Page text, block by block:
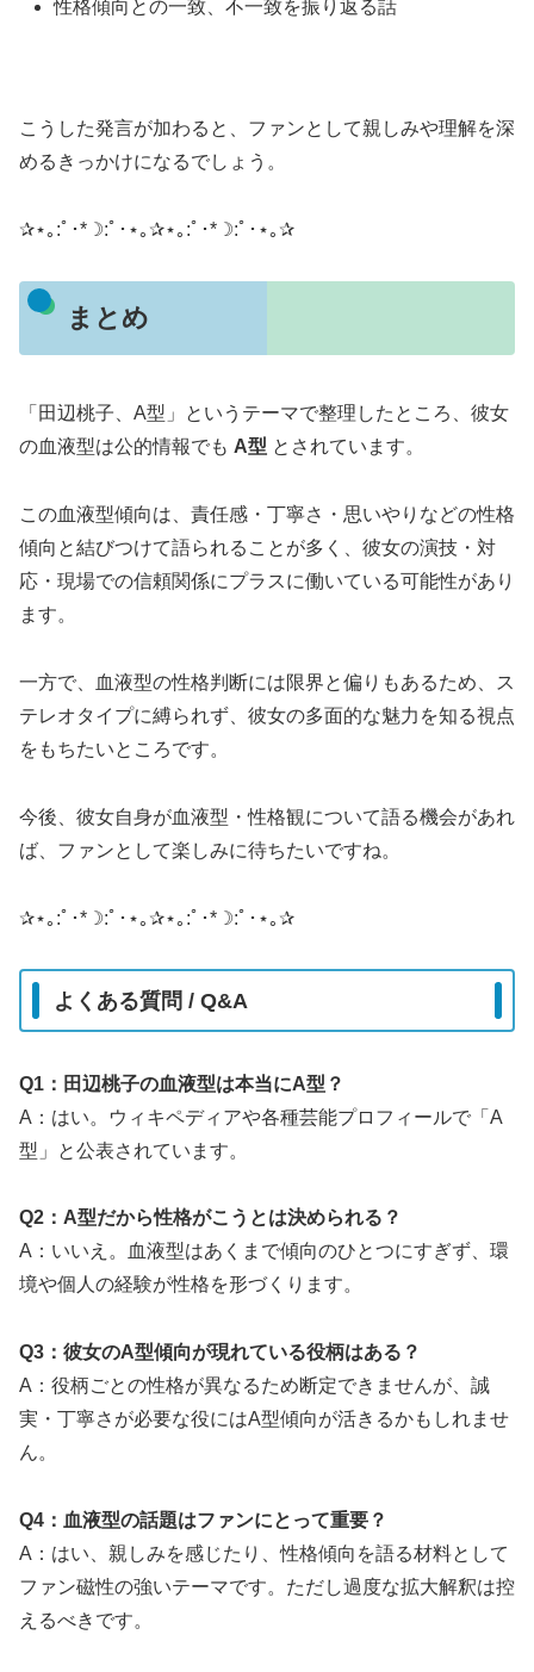
性格傾向との一致、不一致を振り返る話
こうした発言が加わると、ファンとして親しみや理解を深
めるきっかけになるでしょう。
✰⋆｡:ﾟ･*☽:ﾟ･⋆｡✰⋆｡:ﾟ･*☽:ﾟ･⋆｡✰
まとめ
「田辺桃子、A型」というテーマで整理したところ、彼女
の血液型は公的情報でも A型 とされています。
この血液型傾向は、責任感・丁寧さ・思いやりなどの性格
傾向と結びつけて語られることが多く、彼女の演技・対
応・現場での信頼関係にプラスに働いている可能性があり
ます。
一方で、血液型の性格判断には限界と偏りもあるため、ス
テレオタイプに縛られず、彼女の多面的な魅力を知る視点
をもちたいところです。
今後、彼女自身が血液型・性格観について語る機会があれ
ば、ファンとして楽しみに待ちたいですね。
✰⋆｡:ﾟ･*☽:ﾟ･⋆｡✰⋆｡:ﾟ･*☽:ﾟ･⋆｡✰
よくある質問 / Q&A
Q1：田辺桃子の血液型は本当にA型？
A：はい。ウィキペディアや各種芸能プロフィールで「A
型」と公表されています。
Q2：A型だから性格がこうとは決められる？
A：いいえ。血液型はあくまで傾向のひとつにすぎず、環
境や個人の経験が性格を形づくります。
Q3：彼女のA型傾向が現れている役柄はある？
A：役柄ごとの性格が異なるため断定できませんが、誠
実・丁寧さが必要な役にはA型傾向が活きるかもしれませ
ん。
Q4：血液型の話題はファンにとって重要？
A：はい、親しみを感じたり、性格傾向を語る材料として
ファン磁性の強いテーマです。ただし過度な拡大解釈は控
えるべきです。